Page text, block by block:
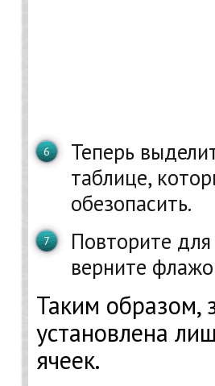
Теперь
таблице,
обезопасить.
Повторите
верните
Таким образом,
установлена
ячеек.